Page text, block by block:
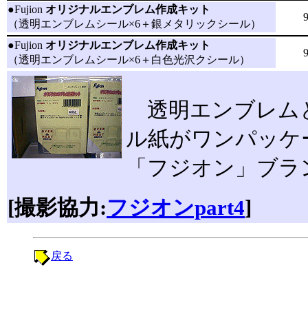
●Fujion オリジナルエンブレム作成キット
（透明エンブレムシール×6＋銀メタリックシール）
●Fujion オリジナルエンブレム作成キット
（透明エンブレムシール×6＋白色光沢クシール）
透明エンブレム
ル紙がワンパッ
「フジオン」ブ
[撮影協力:フジオンpart4]
戻る